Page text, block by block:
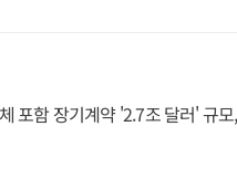
포함 장기계약 '2.7조 달러' 규